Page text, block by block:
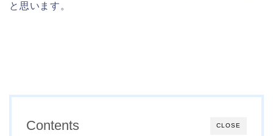
と思います。
CLOSE
Contents